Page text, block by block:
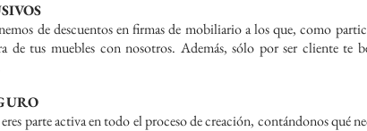
de descuentos en firmas de mobiliario a los que, como
de tus muebles con nosotros. Además, sólo por ser cliente te
parte activa en todo el proceso de creación, contándonos qué